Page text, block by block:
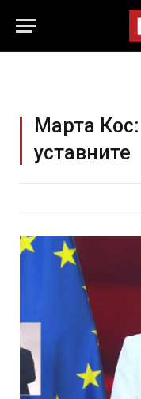
Марта
уставните